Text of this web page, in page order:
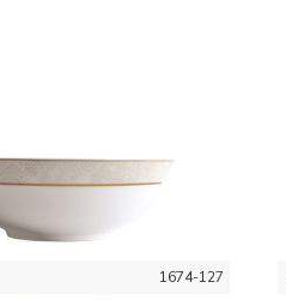
1674-127